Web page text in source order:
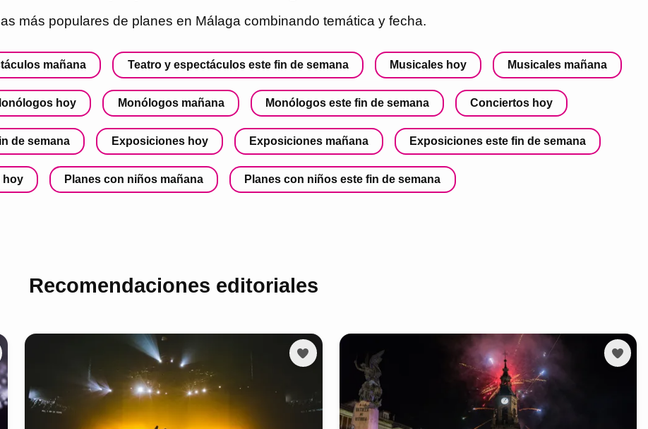
más populares de planes en Málaga combinando temática y fecha.
mañana Teatro y espectáculos este fin de semana Musicales hoy Musicales mañana
hoy Monólogos mañana Monólogos este fin de semana Conciertos hoy
de semana Exposiciones hoy Exposiciones mañana Exposiciones este fin de semana
hoy Planes con niños mañana Planes con niños este fin de semana
Recomendaciones editoriales